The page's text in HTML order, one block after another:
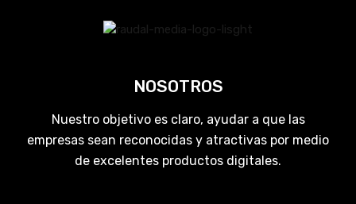
NOSOTROS
Nuestro objetivo es claro, ayudar a que las
empresas sean reconocidas y atractivas por medio
de excelentes productos digitales.